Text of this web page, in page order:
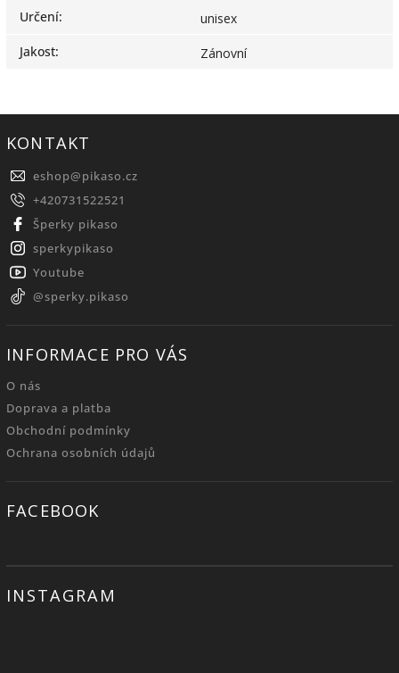
Určení:
unisex
Jakost: Zánovní
KONTAKT
eshop@pikaso.cz
+420731522521
Šperky pikaso
sperkypikaso
Youtube
@sperky.pikaso
INFORMACE PRO VÁS
O nás
Doprava a platba
Obchodní podmínky
Ochrana osobních údajů
FACEBOOK
INSTAGRAM